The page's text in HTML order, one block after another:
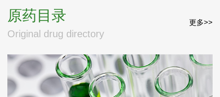
原药目录
Original drug directory
更多>>